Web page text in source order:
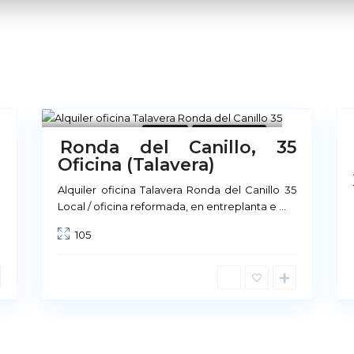
8
Ronda del Canillo, 35
Oficina (Talavera)
Alquiler oficina Talavera Ronda del Canillo 35
Local / oficina reformada, en entreplanta e
105
Sobre Nosotros
arrendamiento, existe